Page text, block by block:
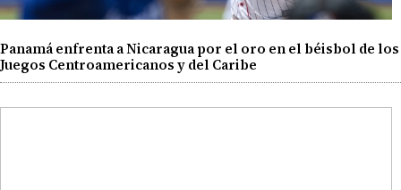
Panamá enfrenta a Nicaragua por el oro en el béisbol de los
Juegos Centroamericanos y del Caribe